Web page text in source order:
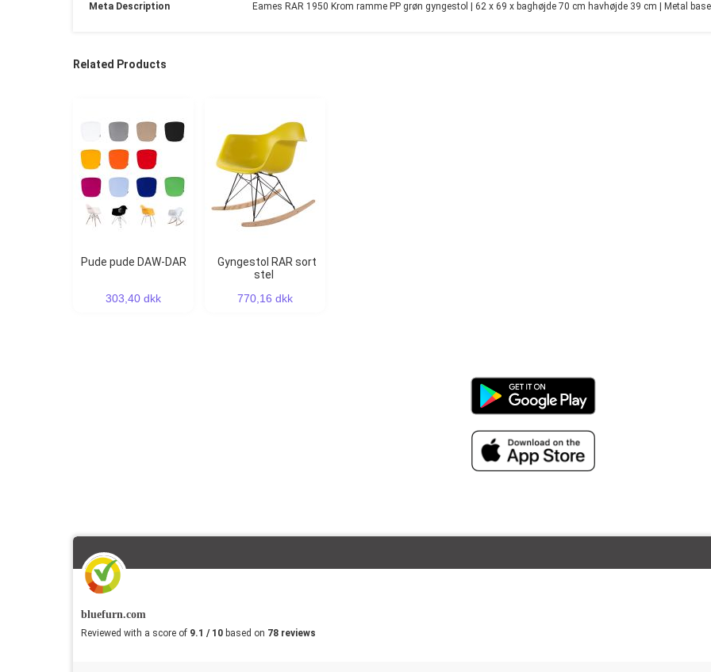
Meta Description
Eames RAR 1950 Krom ramme PP grøn gyngestol | 62 x 69 x baghøjde 70 cm havhøjde 39 cm | Metal
Related Products
Pude pude DAW-DAR
303,40 dkk
Gyngestol RAR sort
stel
770,16 dkk
bluefurn.com
Reviewed with a score of 9.1 / 10 based on 78 reviews